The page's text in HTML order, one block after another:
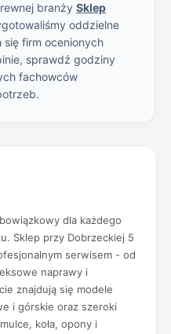
branży Sklep
oddzielne
firm ocenionych
sprawdź godziny
fachowców
dla każdego
Sklep przy Dobrzeckiej 5
serwisem - od
naprawy i
znajdują się modele
i górskie oraz szeroki
koła, opony i